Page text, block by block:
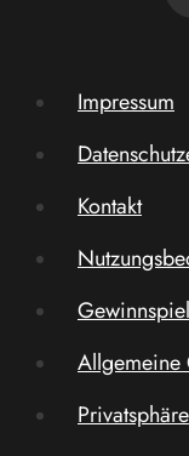
Impressum
Kontakt
Allgemeine
Privatsphäre